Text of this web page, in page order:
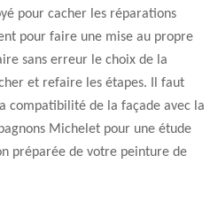
pour cacher les réparations
pour faire une mise au propre
sans erreur le choix de la
et refaire les étapes. Il faut
compatibilité de la façade avec la
Michelet pour une étude
préparée de votre peinture de